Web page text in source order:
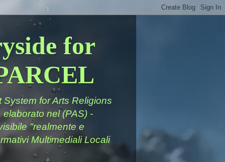
for
for Arts Religions
nel (PAS) -
"realmente e
Multimediali Locali